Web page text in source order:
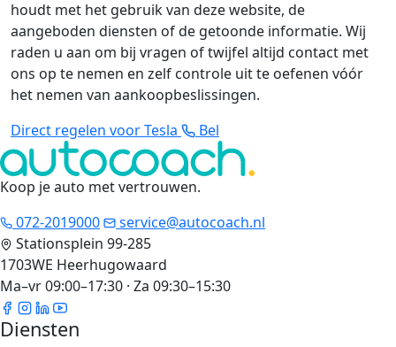
houdt met het gebruik van deze website, de
aangeboden diensten of de getoonde informatie. Wij
raden u aan om bij vragen of twijfel altijd contact met
ons op te nemen en zelf controle uit te oefenen vóór
het nemen van aankoopbeslissingen.
Direct regelen voor Tesla
Bel
Koop je auto met vertrouwen.
072-2019000
service@autocoach.nl
Stationsplein 99-285
1703WE Heerhugowaard
Ma–vr 09:00–17:30 · Za 09:30–15:30
Diensten